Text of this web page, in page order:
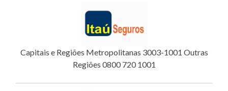
Capitais e Regiões Metropolitanas 3003-1001 Outras
Regiões 0800 720 1001